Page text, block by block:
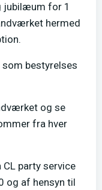
jubilæum for 1
hermed
bestyrelses
og se
fra hver
party service
og af hensyn til